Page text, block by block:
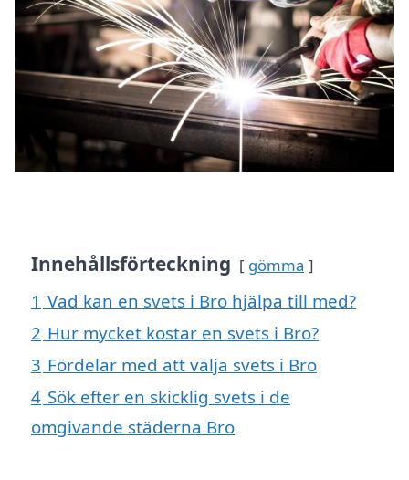
Innehållsförteckning gömma
1 Vad kan en svets i Bro hjälpa till med?
2 Hur mycket kostar en svets i Bro?
3 Fördelar med att välja svets i Bro
4 Sök efter en skicklig svets i de
omgivande städerna Bro